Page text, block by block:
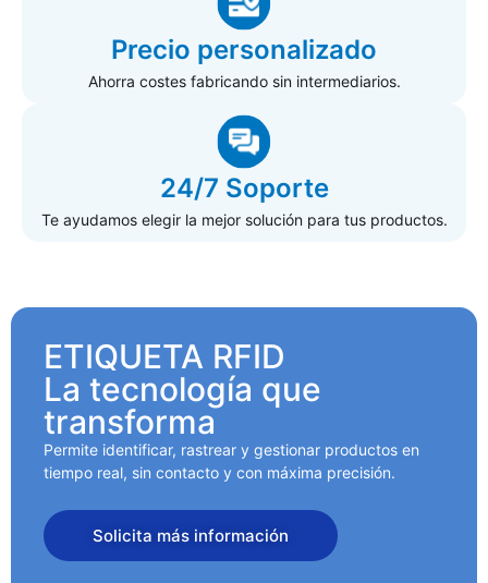
Precio personalizado
Ahorra costes fabricando sin intermediarios.
24/7 Soporte
Te ayudamos elegir la mejor solución para tus productos.
ETIQUETA RFID
La tecnología que
transforma
Permite identificar, rastrear y gestionar productos en
tiempo real, sin contacto y con máxima precisión.
Solicita más información